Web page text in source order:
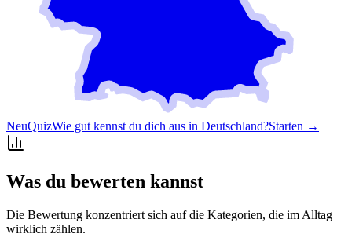
NeuQuizWie gut kennst du dich aus in Deutschland?Starten →
Was du bewerten kannst
Die Bewertung konzentriert sich auf die Kategorien, die im Alltag
wirklich zählen.